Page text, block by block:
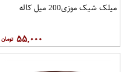
میلک شیک موزی200 میل کاله
۵۵,۰۰۰